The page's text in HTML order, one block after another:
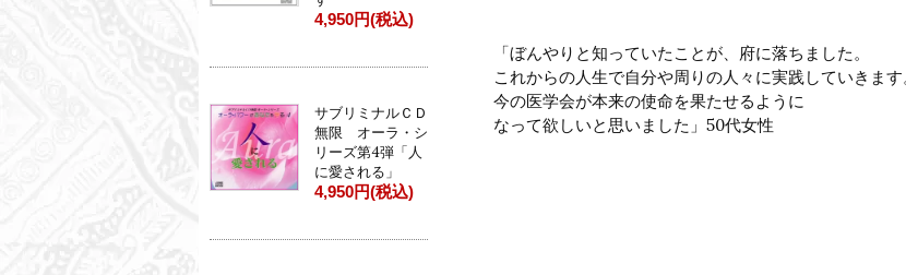
「ぼんやりと知っていたことが、府に落ちました。
これからの人生で自分や周りの人々に実践していきます
今の医学会が本来の使命を果たせるように
なって欲しいと思いました」50代女性
4,950円(税込)
サブリミナルＣＤ
無限 オーラ・シ
リーズ第4弾「人
に愛される」
4,950円(税込)